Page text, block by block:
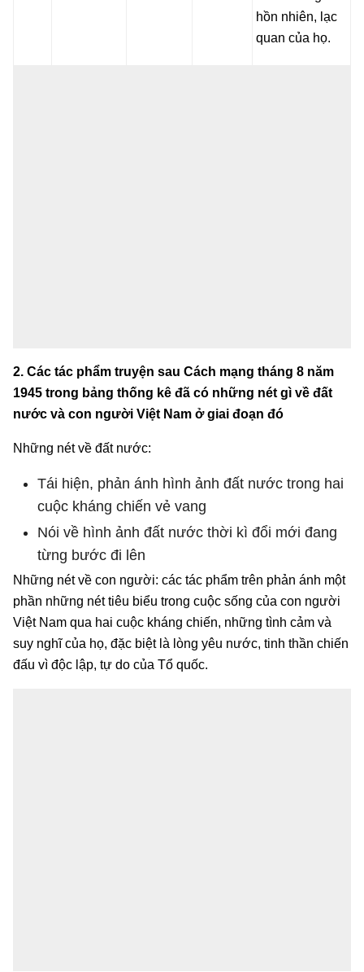
hồn nhiên, lạc
quan của họ.
2. Các tác phẩm truyện sau Cách mạng tháng 8 năm
1945 trong bảng thống kê đã có những nét gì về đất
nước và con người Việt Nam ở giai đoạn đó
Những nét về đất nước:
Tái hiện, phản ánh hình ảnh đất nước trong hai
cuộc kháng chiến vẻ vang
Nói về hình ảnh đất nước thời kì đổi mới đang
từng bước đi lên
Những nét về con người: các tác phẩm trên phản ánh một
phần những nét tiêu biểu trong cuộc sống của con người
Việt Nam qua hai cuộc kháng chiến, những tình cảm và
suy nghĩ của họ, đặc biệt là lòng yêu nước, tinh thần chiến
đấu vì độc lập, tự do của Tổ quốc.